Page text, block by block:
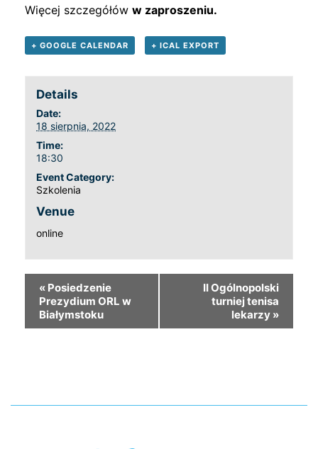
Więcej szczegółów w zaproszeniu.
+ GOOGLE CALENDAR + ICAL EXPORT
Details
Date:
18 sierpnia, 2022
Time:
18:30
Event Category:
Szkolenia
Venue
online
« Posiedzenie
Prezydium ORL w
Białymstoku
II Ogólnopolski
turniej tenisa
lekarzy »